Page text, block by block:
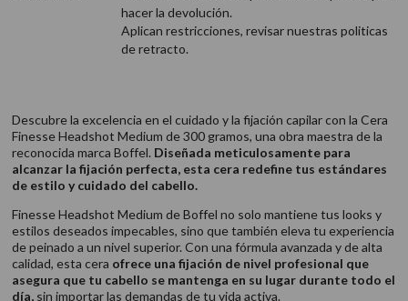
hacer la devolución.
Aplican restricciones, revisar nuestras politicas
de retracto.
Descubre la excelencia en el cuidado y la fijación capilar con la Cera
Finesse Headshot Medium de 300 gramos, una obra maestra de la
reconocida marca Boffel. Diseñada meticulosamente para
alcanzar la fijación perfecta, esta cera redefine tus estándares
de estilo y cuidado del cabello.
Finesse Headshot Medium de Boffel no solo mantiene tus looks y
estilos deseados impecables, sino que también eleva tu experiencia
de peinado a un nivel superior. Con una fórmula avanzada y de alta
calidad, esta cera ofrece una fijación de nivel profesional que
asegura que tu cabello se mantenga en su lugar durante todo el
día,sin importar las demandas de tu vida activa.